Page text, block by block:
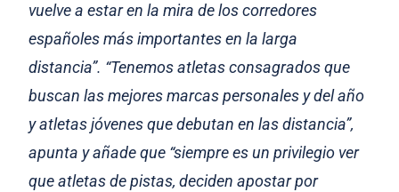
vuelve a estar en la mira de los corredores
españoles más importantes en la larga
distancia”. “Tenemos atletas consagrados que
buscan las mejores marcas personales y del año
y atletas jóvenes que debutan en las distancia”,
apunta y añade que “siempre es un privilegio ver
que atletas de pistas, deciden apostar por